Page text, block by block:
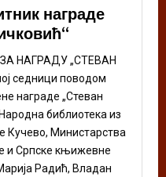
награде
НАГРАДУ „СТЕВАН
седници поводом
награде „Стеван
библиотека из
Кучево, Министарства
и Српске књижевне
Радић, Владан